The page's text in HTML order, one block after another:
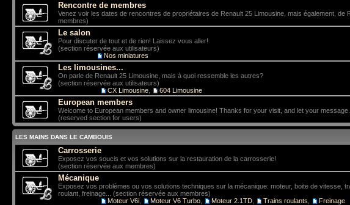
Rencontre de membres
Venez voir les dates de rencontres de propriétaires de Renault 25 Limousine, mais également, de
membres)
Le salon
Pour discuter de tout et de rien! Laissez vous aller!
(section réservée aux utilisateurs)
Nos miniatures
Les limousines...
On parle de Renault 25 Limousine, mais à quoi ressemble les autres?
(section réservée aux utilisateurs)
CX Limousine 604 Limousine
European members
Welcome to European members and owner limousine! Thanks for your visit, and let your message.
(reserved section for users)
LES MAINS DANS LE CAMBOUIS
Carrosserie
Exposez vos soucis et vos solutions sur la restauration de la carrosserie!
(section réservée aux membres)
Mécanique
Exposez vos problèmes ou vos solutions techniques sur la mécanique: moteur, boite de vitesse,
roulant, freinage... (section réservée aux membres)
Moteur V6i Moteur V6 Turbo Moteur 2.1TD Trains roulants Freinage